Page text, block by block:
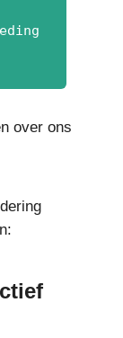
over ons